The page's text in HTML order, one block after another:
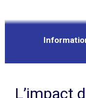
L’impact